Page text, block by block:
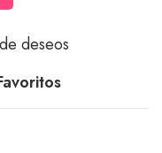
deseos